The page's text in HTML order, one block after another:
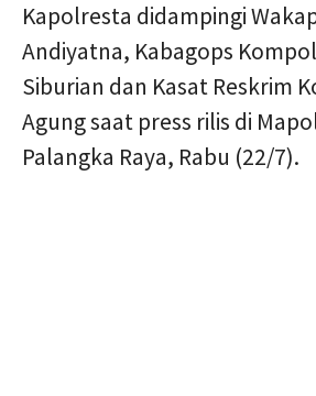
Kapolresta didampingi
Andiyatna, Kabagops
Siburian dan Kasat Reskrim
Agung saat press rilis di
Palangka Raya, Rabu (22/7).